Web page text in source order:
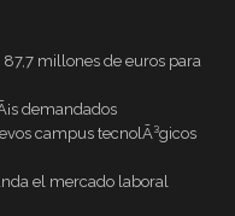
millones de euros para
demandados
campus tecnolÃ³gicos
el mercado laboral